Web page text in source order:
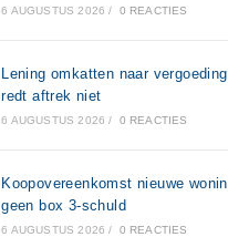
6 AUGUSTUS 2026 / 0 REACTIES
Lening omkatten naar vergoeding
redt aftrek niet
6 AUGUSTUS 2026 / 0 REACTIES
Koopovereenkomst nieuwe
geen box 3-schuld
6 AUGUSTUS 2026 / 0 REACTIES